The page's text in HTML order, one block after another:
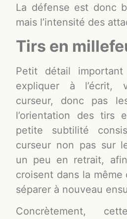
La défense est donc
mais l’intensité des
Tirs en
Petit détail
expliquer à l’écrit,
curseur, donc pas
l’orientation des tirs
petite subtilité
curseur non pas sur
un peu en retrait,
croisent dans la
séparer à nouveau
Concrètement,